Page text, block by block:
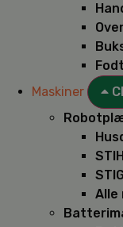
Maskiner
Alle